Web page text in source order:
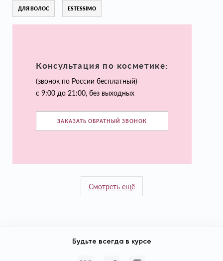
ДЛЯ ВОЛОС ESTESSIMO
Консультация по косметике:
(звонок по России бесплатный)
с 9:00 до 21:00, без выходных
ЗАКАЗАТЬ ОБРАТНЫЙ ЗВОНОК
Смотреть ещё
Будьте всегда в курсе